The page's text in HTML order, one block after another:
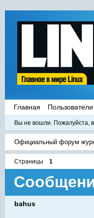
Главная Пользователи
Вы не вошли. Пожалуйста,
Официальный форум
Страницы 1
bahus